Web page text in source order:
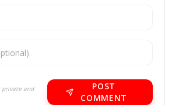
private and
POST
COMMENT